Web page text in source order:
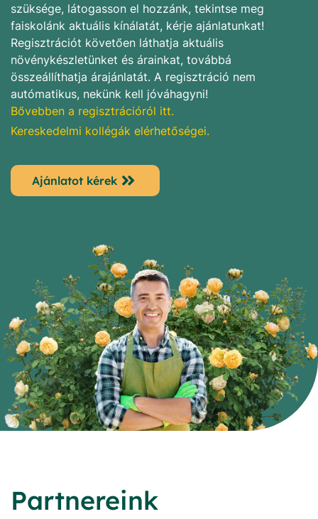
szüksége, látogasson el hozzánk, tekintse meg
faiskolánk aktuális kínálatát, kérje ajánlatunkat!
Regisztrációt követően láthatja aktuális
növénykészletünket és árainkat, továbbá
összeállíthatja árajánlatát. A regisztráció nem
autómatikus, nekünk kell jóváhagyni!
Bővebben a regisztrációról itt.
Kereskedelmi kollégák elérhetőségei.
Ajánlatot kérek
Partnereink